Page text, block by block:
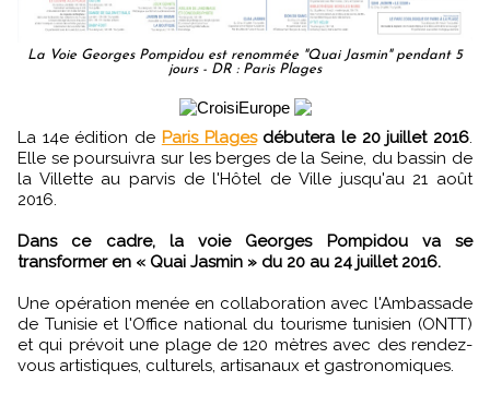
La Voie Georges Pompidou est renommée "Quai Jasmin" pendant 5
jours - DR : Paris Plages
La 14e édition de Paris Plages débutera le 20 juillet 2016.
Elle se poursuivra sur les berges de la Seine, du bassin de
la Villette au parvis de l'Hôtel de Ville jusqu'au 21 août
2016.
Dans ce cadre, la voie Georges Pompidou va se
transformer en « Quai Jasmin » du 20 au 24 juillet 2016.
Une opération menée en collaboration avec l'Ambassade
de Tunisie et l'Office national du tourisme tunisien (ONTT)
et qui prévoit une plage de 120 mètres avec des rendez-
vous artistiques, culturels, artisanaux et gastronomiques.